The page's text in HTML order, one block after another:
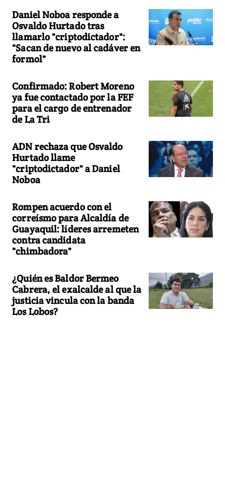
Daniel Noboa responde a
Osvaldo Hurtado tras
llamarlo "criptodictador":
"Sacan de nuevo al cadáver en
formol"
Confirmado: Robert Moreno
ya fue contactado por la FEF
para el cargo de entrenador
de La Tri
ADN rechaza que Osvaldo
Hurtado llame
"criptodictador" a Daniel
Noboa
Rompen acuerdo con el
correísmo para Alcaldía de
Guayaquil: líderes arremeten
contra candidata
"chimbadora"
¿Quién es Baldor Bermeo
Cabrera, el exalcalde al que la
justicia vincula con la banda
Los Lobos?